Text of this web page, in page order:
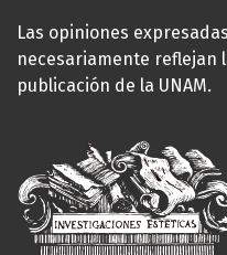
Las opiniones
necesariamente reflejan
publicación de la UNAM.